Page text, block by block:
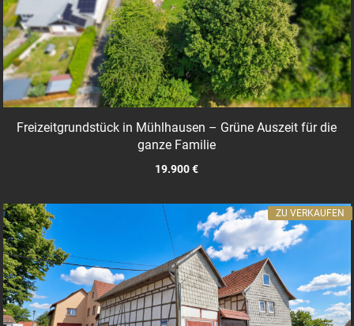
Freizeitgrundstück in Mühlhausen – Grüne Auszeit für die
ganze Familie
19.900 €
ZU VERKAUFEN